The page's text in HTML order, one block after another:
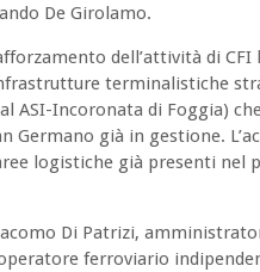
De Girolamo.
dell’attività di CFI
terminalistiche
ASI-Incoronata di Foggia)
Germano già in gestione.
logistiche già presenti nel
Di Patrizi,
ferroviario